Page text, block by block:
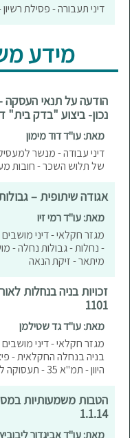
דיני תעבורה - פסילת
מידע
הודעה על תנאי העסקה
נכון- ביצוע "בדק בית"
מאת: עו"ד דוד מימון
דיני עבודה - מנשר
של תלוש השכר - חובות
אגודה שיתופית –
מאת: עו"ד רמי זיו
מגזר חקלאי - דיני מושבים
- נחלות - גבולות נחלה -
מיתאר - זיקת הנאה
1101
מאת: עו"ד גד שטילמן
בניה בנחלה החקלאית -
היוון - תמ"א 35 - תעסוקה לא חקלאית
הטבות משמעותיות במס
1.1.14
מאת: עו"ד אביגדור